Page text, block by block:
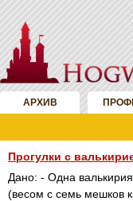
АРХИВ
Прогулки с
Дано: - Одна
(весом с семь мешков